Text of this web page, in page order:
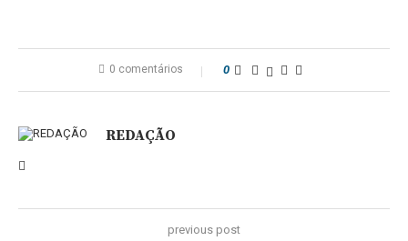
0 comentários 0
REDAÇÃO
previous post